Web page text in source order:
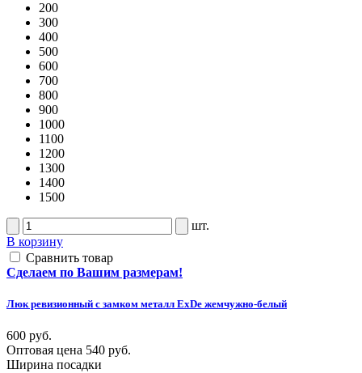
200
300
400
500
600
700
800
900
1000
1100
1200
1300
1400
1500
шт.
В корзину
Сравнить товар
Сделаем по Вашим размерам!
Люк ревизионный с замком металл ExDe жемчужно-белый
600 руб.
Оптовая цена 540 руб.
Ширина посадки